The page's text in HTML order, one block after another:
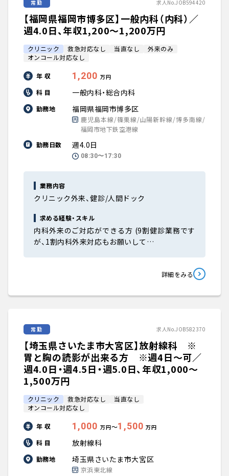
常勤 求人No.JOB594420
【福岡県福岡市博多区】一般内科（内科）／
週4.0日、年収1,200〜1,200万円
クリニック 救急対応なし 当直なし
外来のみ
オンコール対応なし
年 収 1,200 万円
科 目 一般内科・総合内科
勤務地 福岡県福岡市博多区
鹿児島本線/篠栗線/山陽新幹線/博多南線/
福岡市地下鉄空港線
勤務日数
週4.0日
08:30〜17:30
業務内容
クリニック外来、健診/人間ドック
求める経験・スキル
内科外来のご対応ができる方 (9割健診業務です
が、1割内科外来対応もお願いして…
詳細をみる
常勤 求人No.JOB582370
【埼玉県さいたま市大宮区】放射線科 ※
胃と胸の読影が出来る方 ※週4日～可／
週4.0日・週4.5日・週5.0日、年収1,000〜
1,500万円
クリニック 救急対応なし
当直なし
オンコール対応なし
年 収 1,000 万円〜1,500 万円
科 目 放射線科
勤務地 埼玉県さいたま市大宮区
京浜東北線